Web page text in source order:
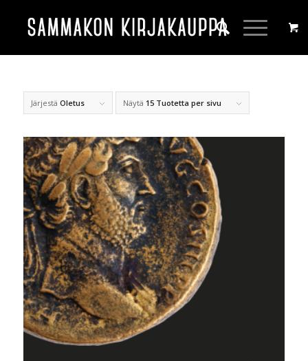
Järjestä Oletus Näytä 15 Tuotetta per sivu